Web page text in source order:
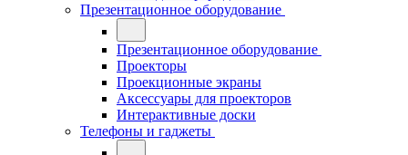
Презентационное оборудование
Презентационное оборудование
Проекторы
Проекционные экраны
Аксессуары для проекторов
Интерактивные доски
Телефоны и гаджеты